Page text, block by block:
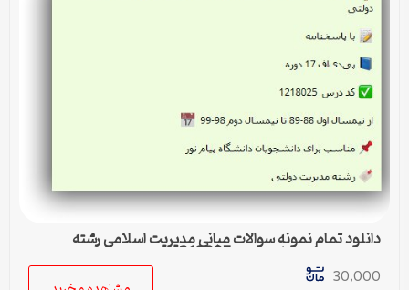
دانلود تمام نمونه سوالات مبانی مدیریت اسلامی رشته
مدیریت دولتی پیام نور کد 1218025
30,000